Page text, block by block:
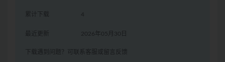
累计下载
最近更新 2026年05月30日
下载遇到问题？可联系客服或留言反馈